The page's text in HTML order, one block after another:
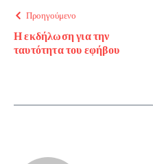
Προηγούμενο
Η εκδήλωση για την
ταυτότητα του εφήβου